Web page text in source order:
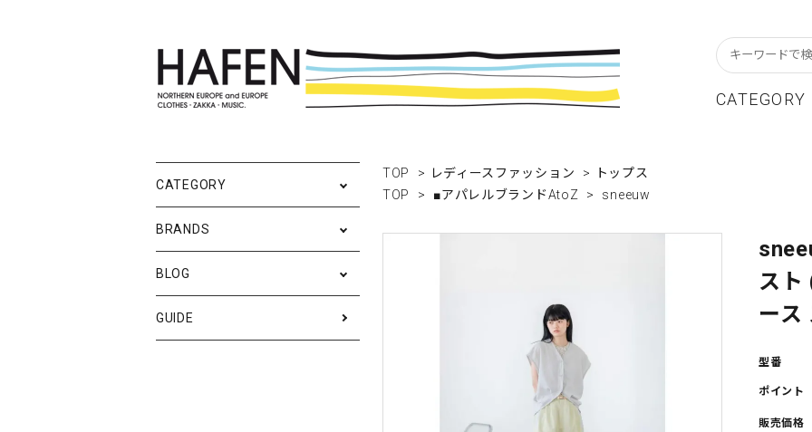
CATEGORY
ポスターフレーム カレンダー
バッグ
メンズファッション
RESTOCK / 再入荷 OUTLET / アウトレット
雑貨ブランドAtoZ アパレルブランドAtoZ
New In Staff Blog
Event
TOP > レディースファッション >
トップス
TOP
> ■アパレルブランドAtoZ > sneeuw
スト
ース
型番
ポイント
販売価格
CATEGORY
BRANDS
BLOG
GUIDE